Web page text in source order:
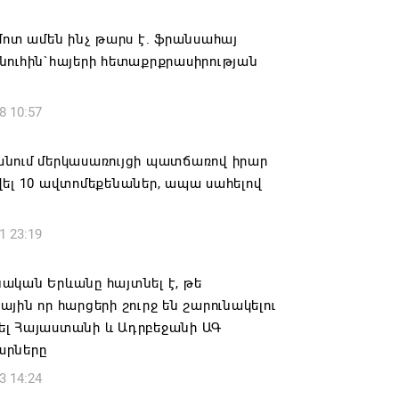
ընթացակարգ չկա
16:39
և 6 եպիսկոպոսի գործով դատական
16:34
ԵՆՔ ՄԻԱՍԻՆ ՆՇԵԼՈՒ ՏԱՇՏՈՒՆ
ՕՐԸ
ղեկավար Գևորգ Փարսյանի
ճանապարհաշինական
աշխատանքներ՝ գյուղական
ամեն ինչ թարս է. ֆրանսահայ
հետաքրքրասիրության
10:57
մերկասառույցի պատճառով իրար
10 ավտոմեքենաներ, ապա սահելով
23:19
Երևանը հայտնել է, թե
որ հարցերի շուրջ են շարունակելու
Հայաստանի և Ադրբեջանի ԱԳ
14:24